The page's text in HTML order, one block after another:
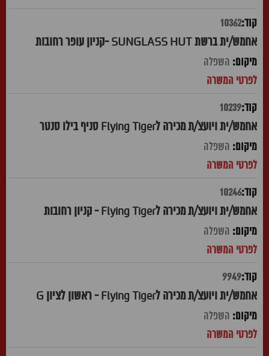
10362
אחמש/ית ברשת SUNGLASS HUT -קניון עופר רחובות
השפלה
10239
אחמש/ית ויועצ/ת מכירה לFlying Tiger סניף בילו סנטר
השפלה
10246
אחמש/ית ויועצ/ת מכירה לFlying Tiger - קניון רחובות
השפלה
9949
אחמש/ית ויועצ/ת מכירה לFlying Tiger - ראשון לציון G
השפלה